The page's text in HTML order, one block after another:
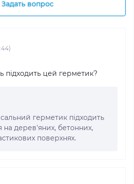
Задать вопрос
підходить цей герметик?
герметик підходить
на дерев'яних, бетонних,
поверхнях.